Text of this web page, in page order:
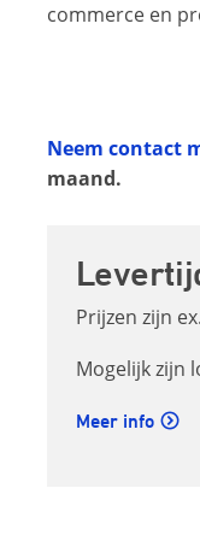
commerce en
Neem contact
maand.
Prijzen zijn
Mogelijk zijn
Meer info